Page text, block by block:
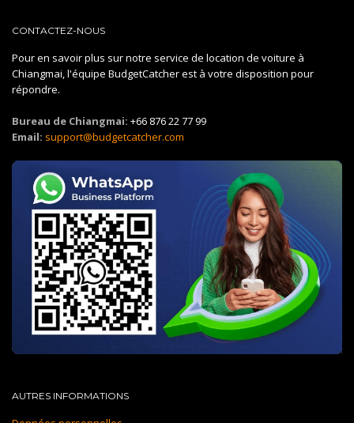
CONTACTEZ-NOUS
Pour en savoir plus sur notre service de location de voiture à
Chiangmai, l'équipe BudgetCatcher est à votre disposition pour
répondre.
Bureau de Chiangmai: +66 876 22 77 99
Email: support@budgetcatcher.com
AUTRES INFORMATIONS